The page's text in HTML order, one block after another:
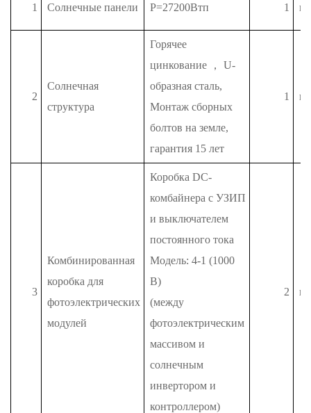
1 Солнечные панели P=27200Втп 1 п
2
Солнечная
структура
Горячее
цинкование
， U-
образная сталь,
Монтаж сборных
болтов на земле,
гарантия 15 лет
1 п
3
Комбинированная
коробка для
фотоэлектрических
модулей
Коробка DC-
комбайнера с УЗИП
и выключателем
постоянного тока
Модель: 4-1 (1000
В)
(между
фотоэлектрическим
массивом и
солнечным
инвертором и
контроллером)
2 п